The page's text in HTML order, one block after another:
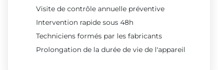
Visite de contrôle annuelle préventive
Intervention rapide sous 48h
Techniciens formés par les fabricants
Prolongation de la durée de vie de l'appareil